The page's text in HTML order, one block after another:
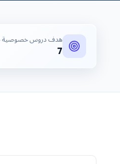
هدف دروس خصوصية IB الجغرافيا
7